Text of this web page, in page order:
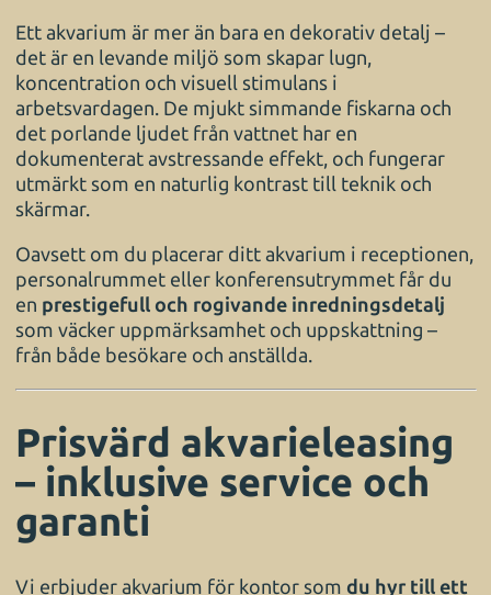
Ett akvarium är mer än bara en dekorativ detalj –
det är en levande miljö som skapar lugn,
koncentration och visuell stimulans i
arbetsvardagen. De mjukt simmande fiskarna och
det porlande ljudet från vattnet har en
dokumenterat avstressande effekt, och fungerar
utmärkt som en naturlig kontrast till teknik och
skärmar.
Oavsett om du placerar ditt akvarium i receptionen,
personalrummet eller konferensutrymmet får du
en prestigefull och rogivande inredningsdetalj
som väcker uppmärksamhet och uppskattning –
från både besökare och anställda.
Prisvärd akvarieleasing
– inklusive service och
garanti
Vi erbjuder akvarium för kontor som du hyr till ett